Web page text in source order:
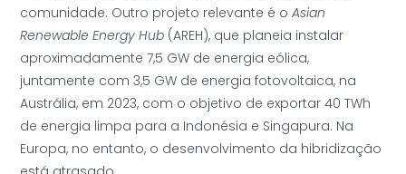
comunidade. Outro projeto relevante é oAsian
Renewable Energy Hub (AREH), que planeia instalar
aproximadamente 7,5 GW de energia eólica,
juntamente com 3,5 GW de energia fotovoltaica, na
Austrália, em 2023, com o objetivo de exportar 40 TWh
de energia limpa para a Indonésia e Singapura. Na
Europa, no entanto, o desenvolvimento da hibridização